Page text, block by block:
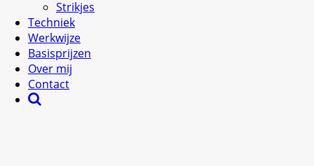
Strikjes
Techniek
Werkwijze
Basisprijzen
Over mij
Contact